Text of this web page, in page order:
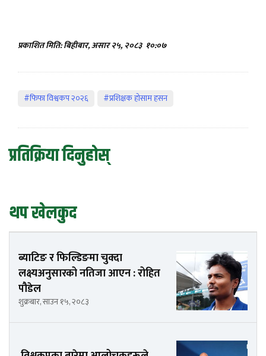
प्रकाशित मिति: बिहीबार, असार २५, २०८३ १०:०७
#फिफा विश्वकप २०२६ #प्रशिक्षक होसाम हसन
प्रतिक्रिया दिनुहोस्
थप खेलकुद
ब्याटिङ र फिल्डिङमा चुक्दा
लक्ष्यअनुसारको नतिजा आएन : रोहित
पौडेल
शुक्रबार, साउन १५, २०८३